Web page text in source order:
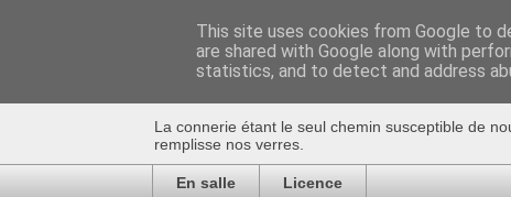
Au bistro !
La connerie étant le seul chemin susceptible de
remplisse nos verres.
En salle Licence
This site uses cookies from Google to
are shared with Google along with
statistics, and to detect and address